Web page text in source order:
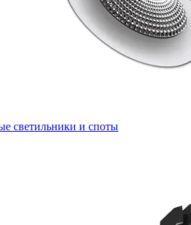
светильники и споты